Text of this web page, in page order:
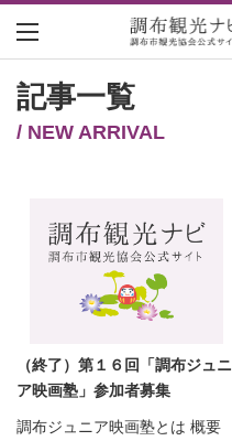
記事一覧
/ NEW ARRIVAL
（終了）第１６回「調布ジュニ
ア映画塾」参加者募集
調布ジュニア映画塾とは 概要